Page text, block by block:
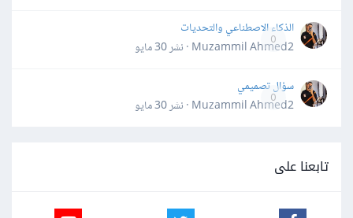
0
الذكاء الاصطناعي والتحديات
Muzammil Ahmed2 · نشر
30 مايو
0
سؤال تصميمي
Muzammil Ahmed2 · نشر
30 مايو
تابعنا على